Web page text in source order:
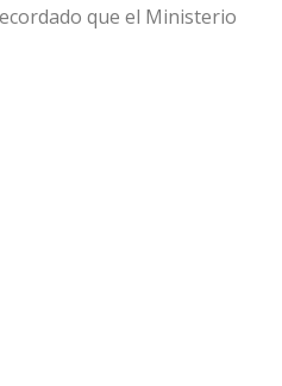
que el Ministerio